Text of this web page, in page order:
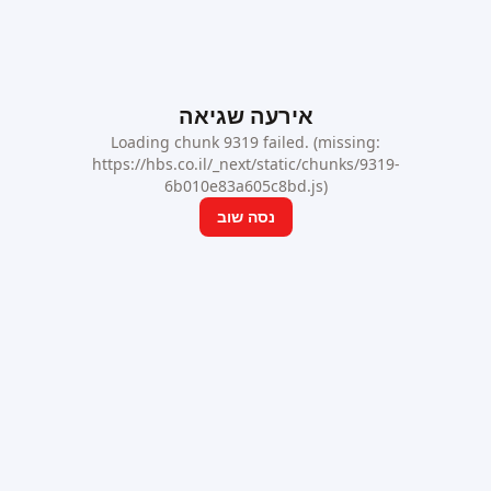
אירעה שגיאה
Loading chunk 9319 failed. (missing:
https://hbs.co.il/_next/static/chunks/9319-
6b010e83a605c8bd.js)